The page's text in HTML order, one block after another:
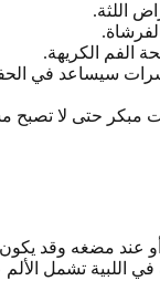
اللثة.
.
الفم الكريهة.
سيساعد في
مبكر حتى لا تصبح
أو عند مضغه وقد
اللبية تشمل